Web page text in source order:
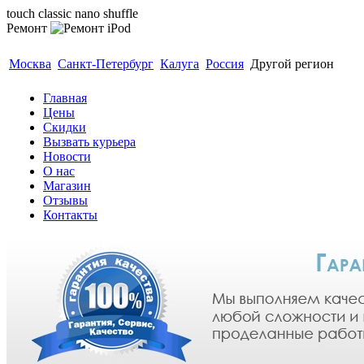
touch classic nano shuffle
Ремонт
Москва Санкт-Петербург Калуга Россия Другой регион
Главная
Цены
Скидки
Вызвать курьера
Новости
О нас
Магазин
Отзывы
Контакты